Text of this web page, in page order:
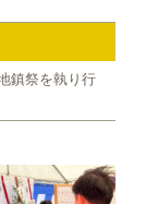
鎮祭を執り行